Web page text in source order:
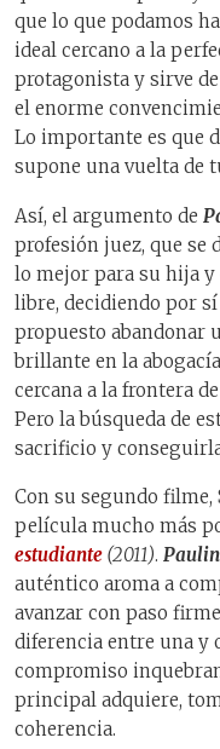
que lo que podamos
ideal cercano a la
protagonista y sirve
el enorme
Lo importante es que
supone una vuelta de
Así, el argumento de
profesión juez, que
lo mejor para su hija y
libre, decidiendo por sí
propuesto abandonar
brillante en la
cercana a la frontera
Pero la búsqueda de
sacrificio y
Con su segundo
película mucho más
estudiante (2011).
auténtico aroma a
avanzar con paso
diferencia entre una y
compromiso
principal adquiere,
coherencia.